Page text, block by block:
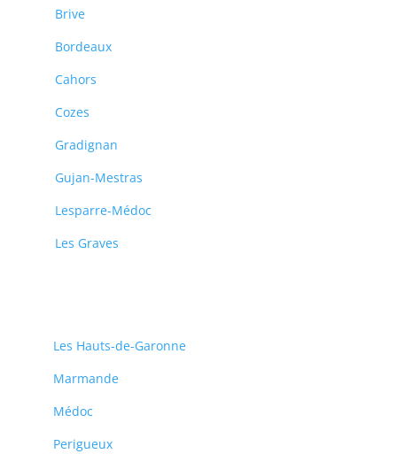
Brive
Bordeaux
Cahors
Cozes
Gradignan
Gujan-Mestras
Lesparre-Médoc
Les Graves
Les Hauts-de-Garonne
Marmande
Médoc
Perigueux